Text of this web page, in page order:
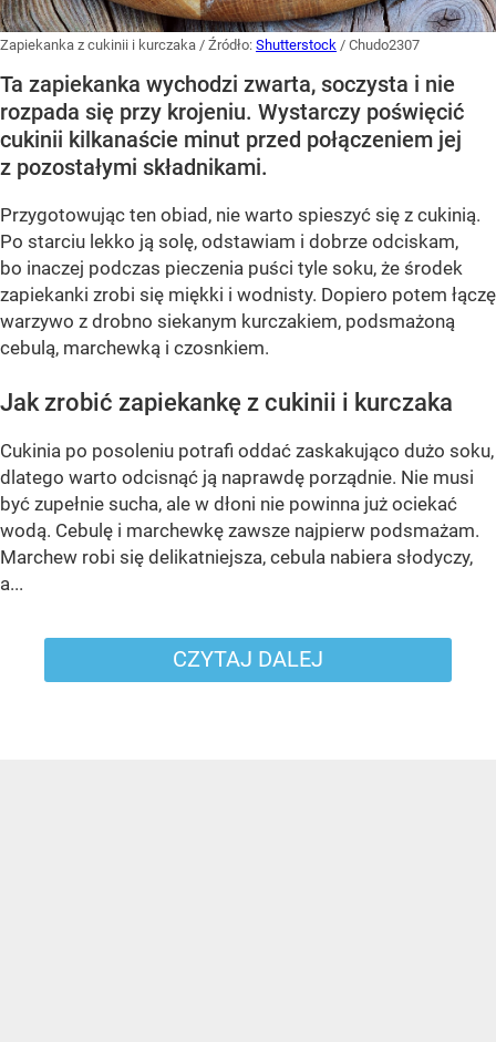
Zapiekanka z cukinii i kurczaka / Źródło: Shutterstock / Chudo2307
Ta zapiekanka wychodzi zwarta, soczysta i nie
rozpada się przy krojeniu. Wystarczy poświęcić
cukinii kilkanaście minut przed połączeniem jej
z pozostałymi składnikami.
Przygotowując ten obiad, nie warto spieszyć się z cukinią.
Po starciu lekko ją solę, odstawiam i dobrze odciskam,
bo inaczej podczas pieczenia puści tyle soku, że środek
zapiekanki zrobi się miękki i wodnisty. Dopiero potem łączę
warzywo z drobno siekanym kurczakiem, podsmażoną
cebulą, marchewką i czosnkiem.
Jak zrobić zapiekankę z cukinii i kurczaka
Cukinia po posoleniu potrafi oddać zaskakująco dużo soku,
dlatego warto odcisnąć ją naprawdę porządnie. Nie musi
być zupełnie sucha, ale w dłoni nie powinna już ociekać
wodą. Cebulę i marchewkę zawsze najpierw podsmażam.
Marchew robi się delikatniejsza, cebula nabiera słodyczy,
a...
CZYTAJ DALEJ